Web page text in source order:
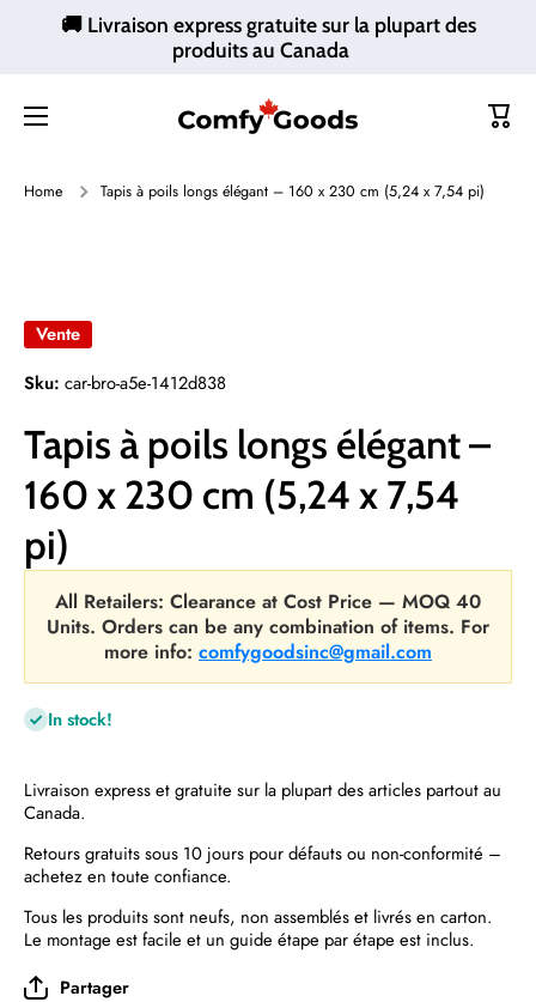
Ignorer et passer au contenu
🚚 Livraison express gratuite sur la plupart des
produits au Canada
Home Tapis à poils longs élégant – 160 x 230 cm (5,24 x 7,54 pi)
Vente
Sku: car-bro-a5e-1412d838
Tapis à poils longs élégant –
160 x 230 cm (5,24 x 7,54
pi)
All Retailers: Clearance at Cost Price — MOQ 40
Units. Orders can be any combination of items. For
more info: comfygoodsinc@gmail.com
In stock!
Livraison express et gratuite sur la plupart des articles partout au
Canada.
Retours gratuits sous 10 jours pour défauts ou non-conformité –
achetez en toute confiance.
Tous les produits sont neufs, non assemblés et livrés en carton.
Le montage est facile et un guide étape par étape est inclus.
Partager